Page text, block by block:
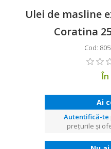
Ulei de masline
Coratina
Cod:
Ai
Autentifică-te
prețurile și